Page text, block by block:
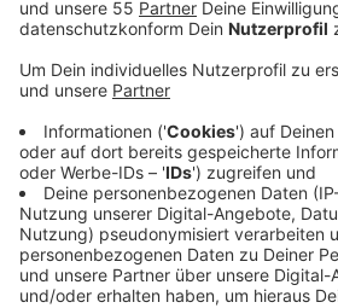
wohl noch weiter sinken.
Es wird nicht besser, im Gegenteil.
werden künftig rar, da immer mehr
wenige neu errichtet werden.
Menschen aus EU-Ländern und